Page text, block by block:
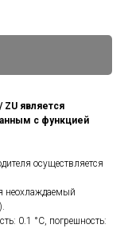
ZU является
с функцией
осуществляется
неохлаждаемый
0.1 °C, погрешность: